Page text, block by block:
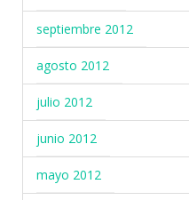
septiembre 2012
agosto 2012
julio 2012
junio 2012
mayo 2012